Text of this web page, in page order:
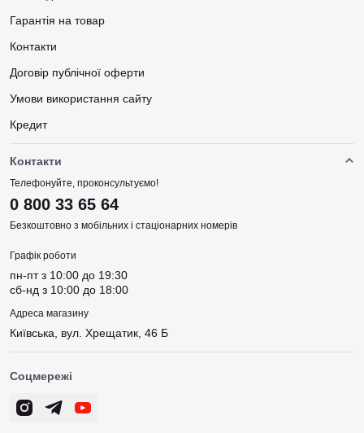
Гарантія на товар
Контакти
Договір публічної оферти
Умови використання сайту
Кредит
Контакти
Телефонуйте, проконсультуємо!
0 800 33 65 64
Безкоштовно з мобільних і стаціонарних номерів
Графік роботи
пн-пт з 10:00 до 19:30
сб-нд з 10:00 до 18:00
Адреса магазину
Київська, вул. Хрещатик, 46 Б
Соцмережі